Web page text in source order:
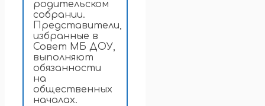
родительском
собрании.
Представители,
избранные в
Совет МБ ДОУ,
выполняют
обязанности
на
общественных
началах.